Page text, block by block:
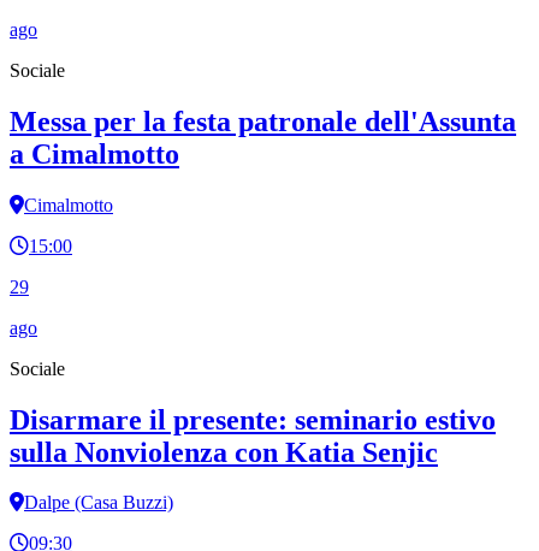
ago
Sociale
Messa per la festa patronale dell'Assunta
a Cimalmotto
Cimalmotto
15:00
29
ago
Sociale
Disarmare il presente: seminario estivo
sulla Nonviolenza con Katia Senjic
Dalpe (Casa Buzzi)
09:30